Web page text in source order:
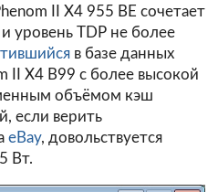
II X4 955 BE сочетает
уровень TDP не более
в базе данных
II X4 B99 с более высокой
объёмом кэш
если верить
eBay, довольствуется
Вт.